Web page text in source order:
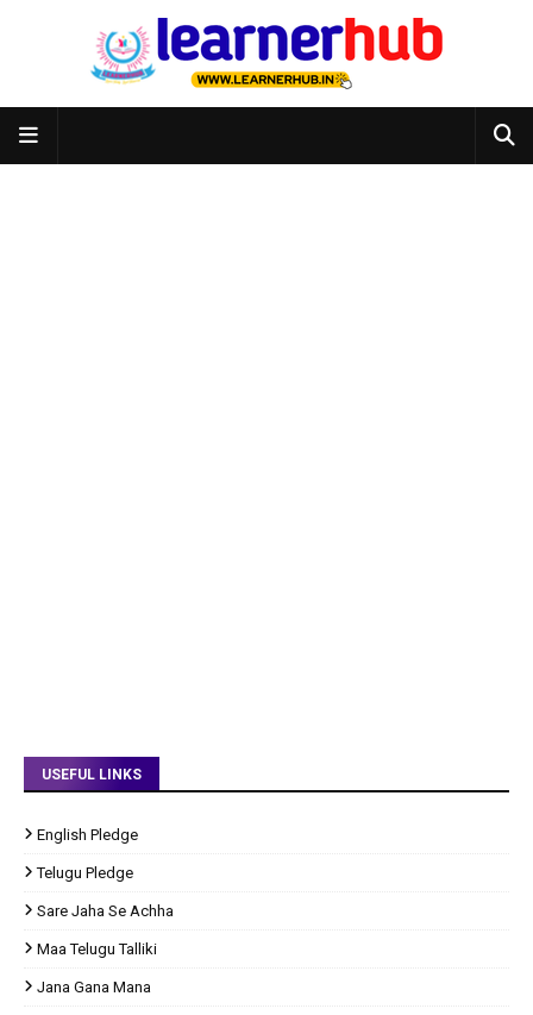
USEFUL LINKS
English Pledge
Telugu Pledge
Sare Jaha Se Achha
Maa Telugu Talliki
Jana Gana Mana